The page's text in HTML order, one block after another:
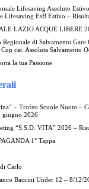
Lifesaving Assoluto
Lifesaving EsB Estivo –
LAZIO ACQUE LIBERE
di Salvamento Gare
cat. Assoluta Salvamento
la tua Passione
– Trofeo Scuole Nuoto –
giugno 2026
“S.S.D. VITA” 2026 –
1° Tappa
Carlo
Baccini Under 12 – 8/12/